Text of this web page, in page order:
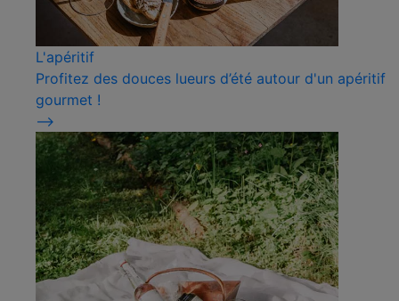
L'apéritif
Profitez des douces lueurs d’été autour d'un apéritif
gourmet !
⟶